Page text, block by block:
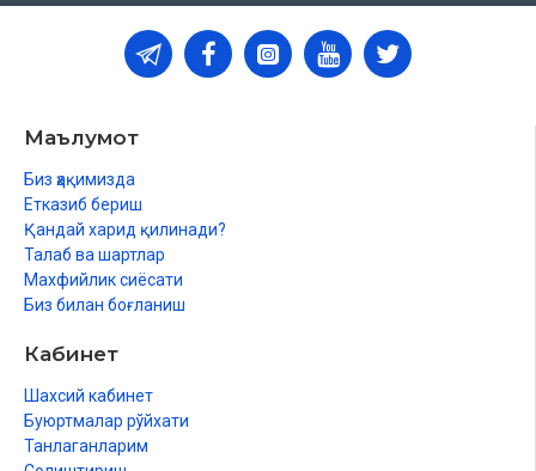
Маълумот
Биз ҳақимизда
Етказиб бериш
Қандай харид қилинади?
Талаб ва шартлар
Махфийлик сиёсати
Биз билан боғланиш
Кабинет
Шахсий кабинет
Буюртмалар рўйхати
Танлаганларим